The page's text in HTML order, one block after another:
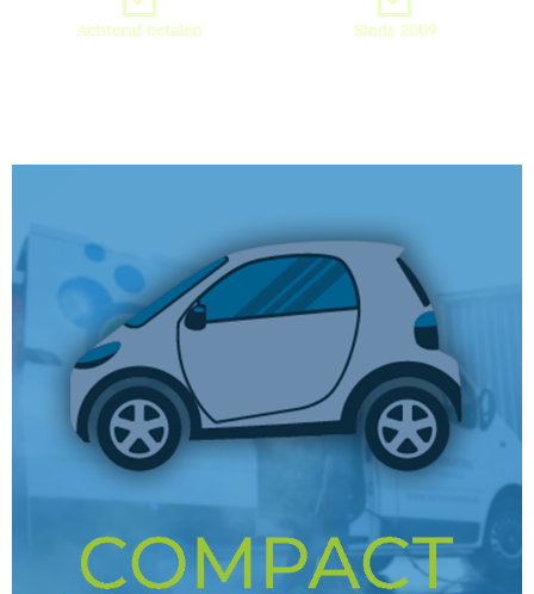
Achteraf betalen Sinds 2009